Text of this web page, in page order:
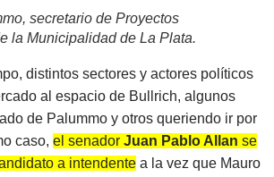
secretario de Proyectos
la Municipalidad de La Plata.
distintos sectores y actores políticos
al espacio de Bullrich, algunos
de Palummo y otros queriendo ir por
caso, el senador Juan Pablo Allan se
a intendente a la vez que Mauro